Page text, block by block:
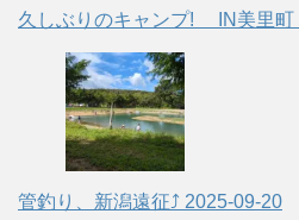
久しぶりのキャンプ! IN美里町
管釣り、新潟遠征⤴ 2025-09-20